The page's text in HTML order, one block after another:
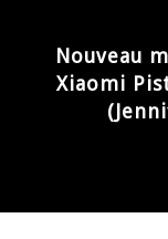
Nouveau
Xiaomi